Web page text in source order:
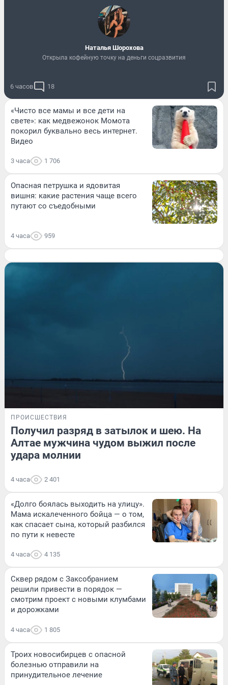
Наталья Шорохова
Открыла кофейную точку на деньги соцразвития
6 часов 18
«Чисто все мамы и все дети на
свете»: как медвежонок Момота
покорил буквально весь интернет.
Видео
3 часа 1 706
Опасная петрушка и ядовитая
вишня: какие растения чаще всего
путают со съедобными
4 часа 959
ПРОИСШЕСТВИЯ
Получил разряд в затылок и шею. На
Алтае мужчина чудом выжил после
удара молнии
4 часа 2 401
«Долго боялась выходить на улицу».
Мама искалеченного бойца — о том,
как спасает сына, который разбился
по пути к невесте
4 часа 4 135
Сквер рядом с Заксобранием
решили привести в порядок —
смотрим проект с новыми клумбами
и дорожками
4 часа 1 805
Троих новосибирцев с опасной
болезнью отправили на
принудительное лечение